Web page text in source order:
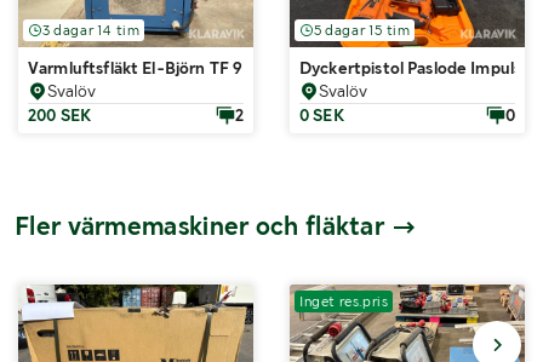
3 dagar 14 tim
Varmluftsfläkt El-Björn TF 9EL
Svalöv
200 SEK
2
5 dagar 15 tim
Dyckertpistol Paslode Impulse
Svalöv
0 SEK
0
Fler värmemaskiner och fläktar
Inget res.pris